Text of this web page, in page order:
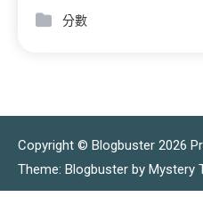
分數
Copyright © Blogbuster 2026
Theme: Blogbuster by Mystery